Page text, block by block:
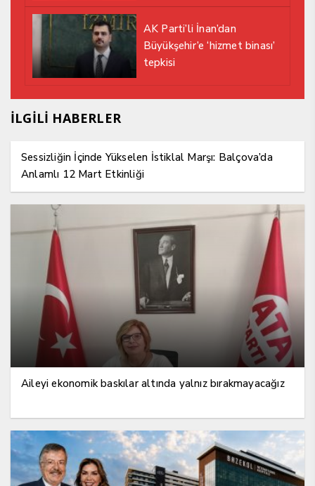
AK Parti’li İnan’dan
Büyükşehir’e ‘hizmet binası’
tepkisi
İLGİLİ HABERLER
Sessizliğin İçinde Yükselen İstiklal Marşı: Balçova’da
Anlamlı 12 Mart Etkinliği
Aileyi ekonomik baskılar altında yalnız bırakmayacağız